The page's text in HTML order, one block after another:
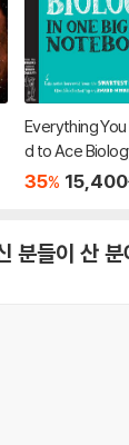
Everything
d to Ace
One Big Fat
35% 15,400
분들이 산 분